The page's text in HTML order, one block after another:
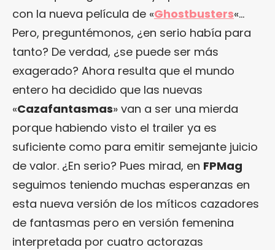
con la nueva película de «Ghostbusters«…
Pero, preguntémonos, ¿en serio había para
tanto? De verdad, ¿se puede ser más
exagerado? Ahora resulta que el mundo
entero ha decidido que las nuevas
«Cazafantasmas» van a ser una mierda
porque habiendo visto el trailer ya es
suficiente como para emitir semejante juicio
de valor. ¿En serio? Pues mirad, en FPMag
seguimos teniendo muchas esperanzas en
esta nueva versión de los míticos cazadores
de fantasmas pero en versión femenina
interpretada por cuatro actorazas